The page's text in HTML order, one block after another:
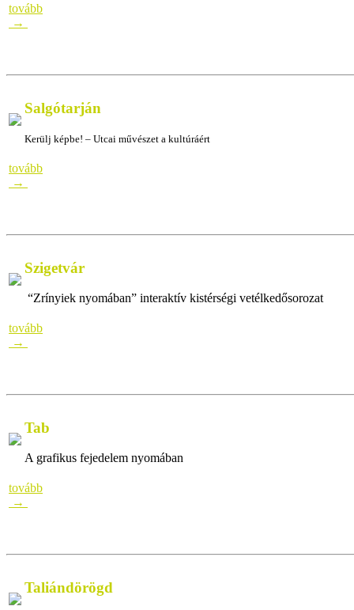
tovább
→
Salgótarján
Kerülj képbe! – Utcai művészet a kultúráért
tovább
→
Szigetvár
“Zrínyiek nyomában” interaktív kistérségi vetélkedősorozat
tovább
→
Tab
A grafikus fejedelem nyomában
tovább
→
Taliándörögd